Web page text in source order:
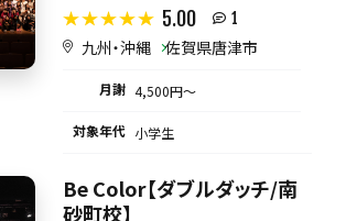
5.00 1
九州・沖縄 佐賀県唐津市
月謝 4,500円〜
対象年代 小学生
Be Color【ダブルダッチ/南
砂町校】